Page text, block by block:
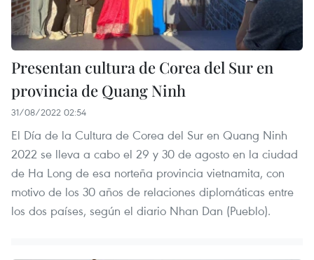
Presentan cultura de Corea del Sur en
provincia de Quang Ninh
31/08/2022 02:54
El Día de la Cultura de Corea del Sur en Quang Ninh
2022 se lleva a cabo el 29 y 30 de agosto en la ciudad
de Ha Long de esa norteña provincia vietnamita, con
motivo de los 30 años de relaciones diplomáticas entre
los dos países, según el diario Nhan Dan (Pueblo).